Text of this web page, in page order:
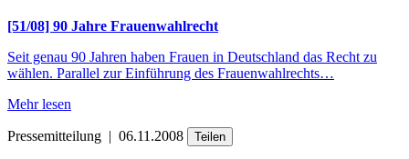
[51/08] 90 Jahre Frauenwahlrecht
Seit genau 90 Jahren haben Frauen in Deutschland das Recht zu
wählen. Parallel zur Einführung des Frauenwahlrechts…
Mehr lesen
Pressemitteilung | 06.11.2008 Teilen